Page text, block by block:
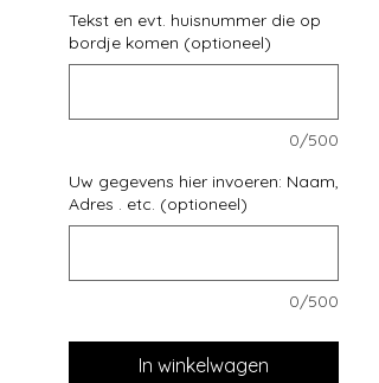
Tekst en evt. huisnummer die op
bordje komen (optioneel)
0/500
Uw gegevens hier invoeren: Naam,
Adres . etc. (optioneel)
0/500
In winkelwagen